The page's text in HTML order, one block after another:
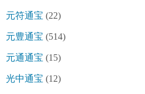
元符通宝 (22)
元豊通宝 (514)
元通通宝 (15)
光中通宝 (12)